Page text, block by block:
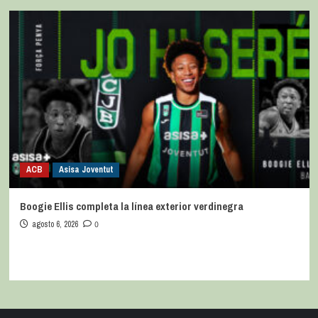
ACB Asisa Joventut
Boogie Ellis completa la línea exterior verdinegra
agosto 6, 2026 0